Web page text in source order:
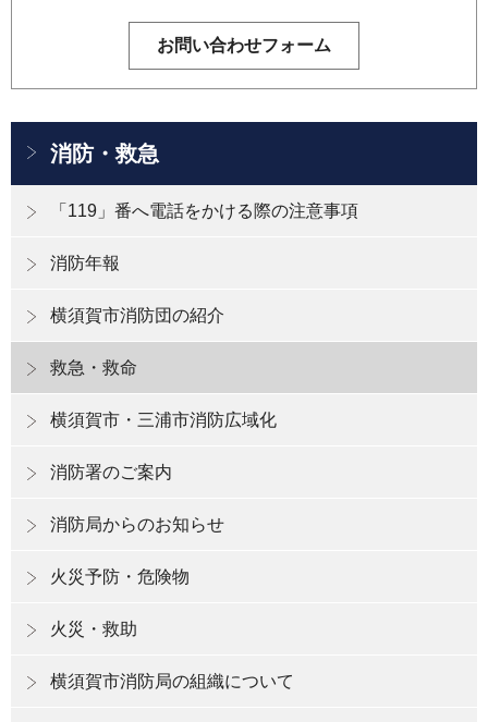
消防・救急
「119」番へ電話をかける際の注意事項
消防年報
横須賀市消防団の紹介
救急・救命
横須賀市・三浦市消防広域化
消防署のご案内
消防局からのお知らせ
火災予防・危険物
火災・救助
横須賀市消防局の組織について